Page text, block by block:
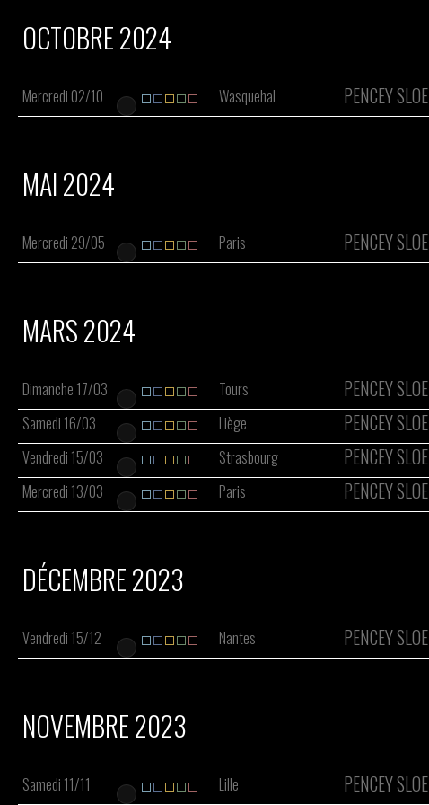
OCTOBRE 2024
Mercredi 02/10 Wasquehal PENCEY SLOE
MAI 2024
Mercredi 29/05 Paris PENCEY SLOE
MARS 2024
Dimanche 17/03 Tours PENCEY SLOE
Samedi 16/03
Liège PENCEY SLOE
Vendredi 15/03
Strasbourg PENCEY SLOE
Mercredi 13/03
Paris PENCEY SLOE
DÉCEMBRE 2023
Vendredi 15/12 Nantes PENCEY SLOE
NOVEMBRE 2023
Samedi 11/11 Lille PENCEY SLOE